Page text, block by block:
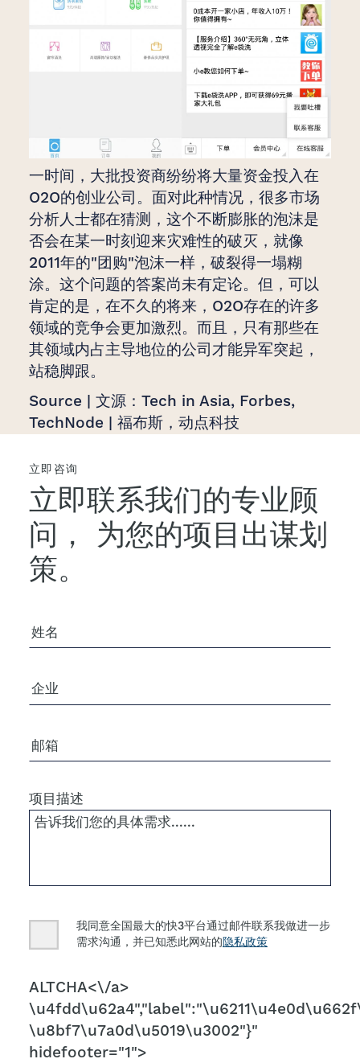
一时间，大批投资商纷纷将大量资金投入在
O2O的创业公司。面对此种情况，很多市场
分析人士都在猜测，这个不断膨胀的泡沫是
否会在某一时刻迎来灾难性的破灭，就像
2011年的"团购"泡沫一样，破裂得一塌糊
涂。这个问题的答案尚未有定论。但，可以
肯定的是，在不久的将来，O2O存在的许多
领域的竞争会更加激烈。而且，只有那些在
其领域内占主导地位的公司才能异军突起，
站稳脚跟。
Source | 文源：Tech in Asia, Forbes,
TechNode | 福布斯，动点科技
立即咨询
立即联系我们的专业顾
问，
为您的项目出谋划
策。
您的姓名
公司/组织
电子邮箱
项目描述
Consent
我同意全国最大的快3平台通过邮件联系我做进一步
需求沟通，并已知悉此网站的隐私政策
CAPTCHA
ALTCHA<\/a>
\u8bf7\u7a0d\u5019\u3002"}"
hidefooter="1">